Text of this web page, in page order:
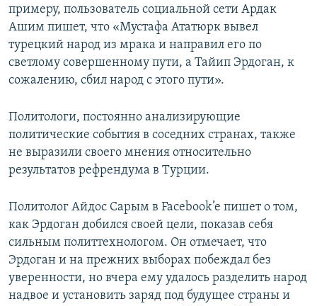
примеру, пользователь социальной сети Ардак
Ашим пишет, что «Мустафа Ататюрк вывел
турецкий народ из мрака и направил его по
светлому совершенному пути, а Тайип Эрдоган, к
сожалению, сбил народ с этого пути».
Политологи, постоянно анализирующие
политические события в соседних странах, также
не выразили своего мнения относительно
результатов рефрендума в Турции.
Политолог Айдос Сарым в Facebook’e пишет о том,
как Эрдоган добился своей цели, показав себя
сильным политтехнологом. Он отмечает, что
Эрдоган и на прежних выборах побеждал без
уверенности, но вчера ему удалось разделить народ
надвое и установить заряд под будущее страны и